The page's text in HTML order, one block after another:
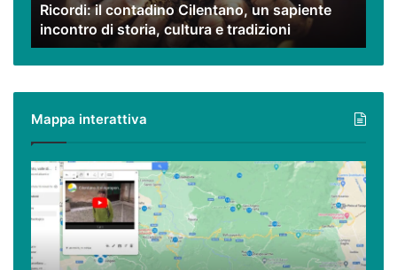
storia,
cultura
e
tradizioni
Ricordi: il contadino Cilentano, un sapiente
incontro di storia, cultura e tradizioni
Mappa interattiva
Cilento,
Vallo
di
Diano
ed
Alburni